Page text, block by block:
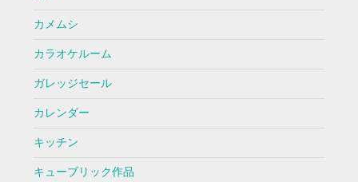
カメムシ
カラオケルーム
ガレッジセール
カレンダー
キッチン
キューブリック作品